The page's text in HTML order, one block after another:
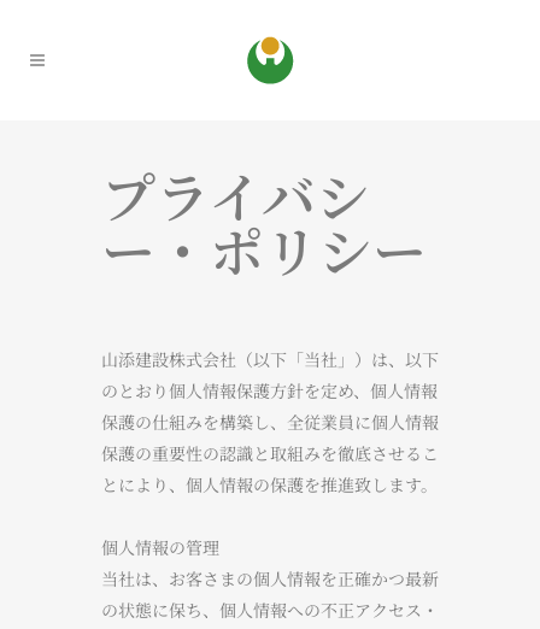
プライバシ
ー・ポリシー
山添建設株式会社（以下「当社」）は、以下
のとおり個人情報保護方針を定め、個人情報
保護の仕組みを構築し、全従業員に個人情報
保護の重要性の認識と取組みを徹底させるこ
とにより、個人情報の保護を推進致します。
個人情報の管理
当社は、お客さまの個人情報を正確かつ最新
の状態に保ち、個人情報への不正アクセス・